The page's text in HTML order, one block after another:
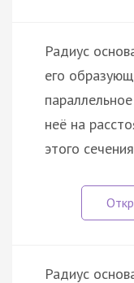
Радиус
его
неё на
этого
Радиус